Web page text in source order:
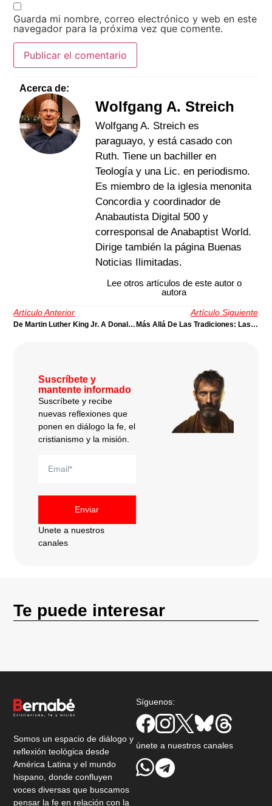
Guarda mi nombre, correo electrónico y web en este
navegador para la próxima vez que comente.
Acerca de:
Wolfgang A. Streich
Wolfgang A. Streich es
paraguayo, y está casado con
Ruth. Tiene un bachiller en
Teología y una Lic. en periodismo.
Es miembro de la iglesia menonita
Concordia y coordinador de
Anabautista Digital 500 y
corresponsal de Anabaptist World.
Dirige también la página Buenas
Noticias Ilimitadas.
Lee otros artículos de este autor o
autora
Artículo Anterior
De Martin Luther King Jr. A Donald Trump
Artículo Siguiente
Más Allá De Las Tradiciones: Las Libertades Bautistas Como Protesta Y Esperanza | Por Harold Segura
Suscríbete y
mantente informado
Suscríbete y recibe
nuevas reflexiones que
ponen en diálogo la fe, el
cristianismo y la misión.
Enviar
Unete a nuestros
canales
Te puede interesar
Somos un espacio de diálogo y
reflexión teológica desde
América Latina y el mundo
hispano, donde confluyen
voces diversas que buscamos
pensar la fe en relación con la
Síguenos:
únete a nuestros canales